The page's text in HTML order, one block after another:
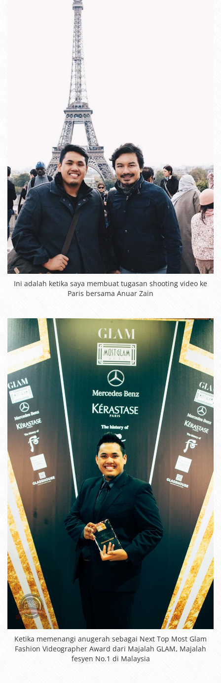
Ini adalah ketika saya membuat tugasan shooting video ke
Paris bersama Anuar Zain
Ketika memenangi anugerah sebagai Next Top Most Glam
Fashion Videographer Award dari Majalah GLAM, Majalah
fesyen No.1 di Malaysia